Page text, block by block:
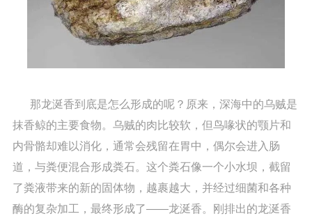
那龙涎香到底是怎么形成的呢？原来，深海中的乌贼是
抹香鲸的主要食物。乌贼的肉比较软，但鸟喙状的颚片和
内骨骼却难以消化，通常会残留在胃中，偶尔会进入肠
道，与粪便混合形成粪石。这个粪石像一个小水坝，截留
了粪液带来的新的固体物，越裹越大，并经过细菌和各种
酶的复杂加工，最终形成了——龙涎香。刚排出的龙涎香